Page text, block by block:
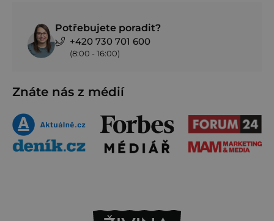
Potřebujete poradit?
+420 730 701 600
(8:00 - 16:00)
Znáte nás z médií